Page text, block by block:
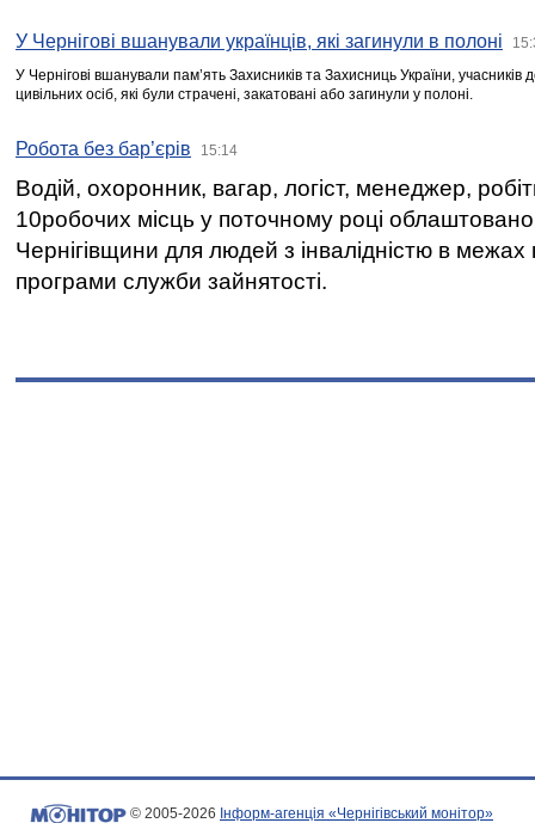
У Чернігові вшанували українців, які загинули в полоні
У Чернігові вшанували пам’ять Захисників та Захисниць України,
цивільних осіб, які були страчені, закатовані або загинули у полоні.
Робота без бар’єрів 15:14
Водій, охоронник, вагар, логіст, менеджер,
10робочих місць у поточному році
Чернігівщини для людей з інвалідністю в межах
програми служби зайнятості.
© 2005-2026 Інформ-агенція «Чернігівський монітор»